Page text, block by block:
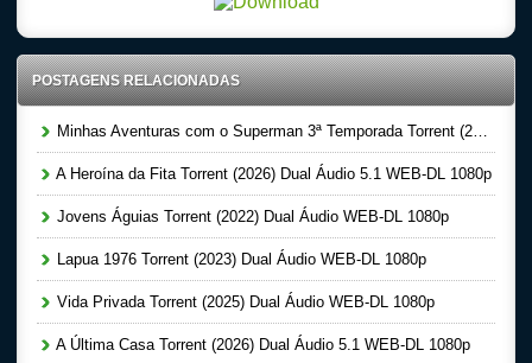
POSTAGENS RELACIONADAS
Minhas Aventuras com o Superman 3ª Temporada Torrent (2026) Dual Áudio 5.1 WEB-DL 1080p
A Heroína da Fita Torrent (2026) Dual Áudio 5.1 WEB-DL 1080p
Jovens Águias Torrent (2022) Dual Áudio WEB-DL 1080p
Lapua 1976 Torrent (2023) Dual Áudio WEB-DL 1080p
Vida Privada Torrent (2025) Dual Áudio WEB-DL 1080p
A Última Casa Torrent (2026) Dual Áudio 5.1 WEB-DL 1080p